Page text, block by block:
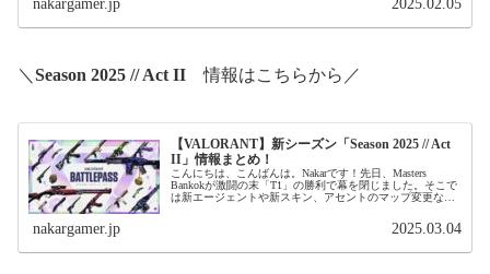
nakargamer.jp 2025.02.05
＼ Season 2025 // Act II 情報はこちらから／
【VALORANT】新シーズン「Season 2025 // Act
II」情報まとめ！
こんにちは、こんばんは。Nakarです！先日、Masters
Bankokが激闘の末「T1」の勝利で幕を閉じました。そこで
は新エージェントや新スキン、アセントのマップ変更など
nakargamer.jp 2025.03.04